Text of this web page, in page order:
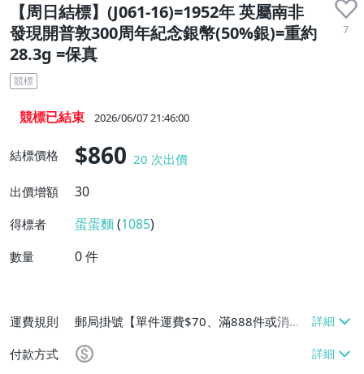
【周日結標】(J061-16)=1952年 英屬南非
發現開普敦300周年紀念銀幣(50%銀)=重約
28.3g =保真
7
競標
競標已結束 2026/06/07 21:46:00
結標價格 $860 20 次出價
出價增額
30
得標者 蛋蛋麵(1085)
數量 0件
運費規則
郵局掛號【單件運費$70、滿888件或消費
滿$888888免運費】
付款方式